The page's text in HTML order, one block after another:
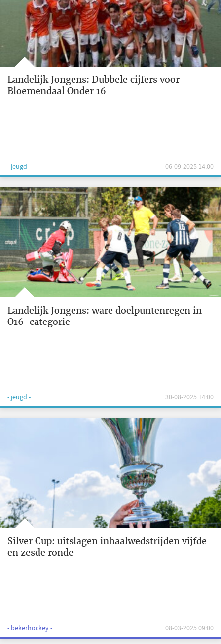
Landelijk Jongens: Dubbele cijfers voor
Bloemendaal Onder 16
- jeugd - 06-09-2025 14:00
Landelijk Jongens: ware doelpuntenregen in
O16-categorie
- jeugd - 30-08-2025 14:00
Silver Cup: uitslagen inhaalwedstrijden vijfde
en zesde ronde
- bekerhockey - 08-03-2025 09:00